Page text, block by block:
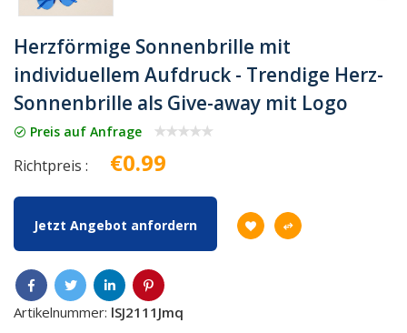
Herzförmige Sonnenbrille mit
individuellem Aufdruck - Trendige Herz-
Sonnenbrille als Give-away mit Logo
Preis auf Anfrage
Richtpreis : €0.99
Jetzt Angebot anfordern
Artikelnummer: lSJ2111Jmq